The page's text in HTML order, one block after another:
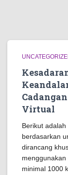
Virtual
Berikut
berdasarkan
dirancang
menggunakan
minimal 1000